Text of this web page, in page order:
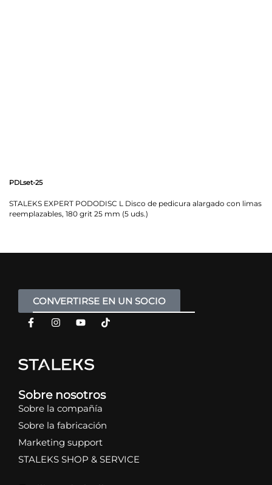
PDLset-25
STALEKS EXPERT PODODISC L Disco de pedicura alargado con limas
reemplazables, 180 grit 25 mm (5 uds.)
CONVERTIRSE EN UN SOCIO
Sobre nosotros
Sobre la compañía
Sobre la fabricación
Marketing support
STALEKS SHOP & SERVICE